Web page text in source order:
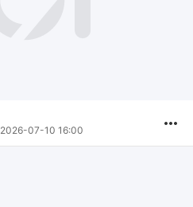
2026-07-10 16:00